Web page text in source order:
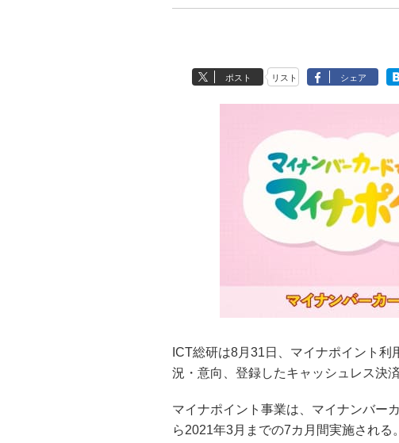
ポスト リスト シェア
ICT総研は8月31日、マイナポイント
況・意向、登録したキャッシュレス決
マイナポイント事業は、マイナンバー
ら2021年3月までの7カ月間実施され